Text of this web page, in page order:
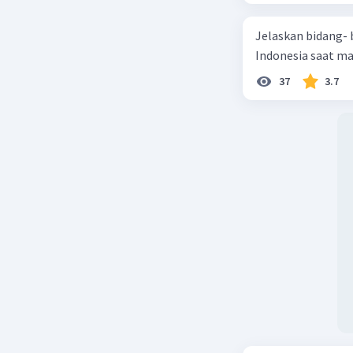
jalan
cuaca
Jelaskan bidang-
Indonesia saat
37 3.7